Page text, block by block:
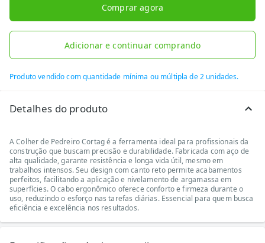
Comprar agora
Adicionar e continuar comprando
Produto vendido com quantidade mínima ou múltipla de 2 unidades.
Detalhes do produto
A Colher de Pedreiro Cortag é a ferramenta ideal para profissionais da
construção que buscam precisão e durabilidade. Fabricada com aço de
alta qualidade, garante resistência e longa vida útil, mesmo em
trabalhos intensos. Seu design com canto reto permite acabamentos
perfeitos, facilitando a aplicação e nivelamento de argamassa em
superfícies. O cabo ergonômico oferece conforto e firmeza durante o
uso, reduzindo o esforço nas tarefas diárias. Essencial para quem busca
eficiência e excelência nos resultados.